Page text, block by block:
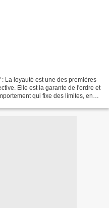
La loyauté est une des premières
Elle est la garante de l'ordre et
qui fixe des limites, en